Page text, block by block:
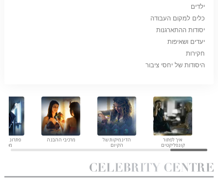
ילדים
כלים למקום העבודה
יסודות ההתארגנות
יעדים ושאיפות
חקירות
היסודות של יחסי ציבור
איך לפתור
קונפליקטים
הדינמיקות של
הקיום
מרכיבי ההבנה
פתרונות